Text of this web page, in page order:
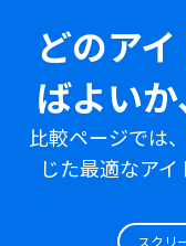
どのア
ばよい
比較ページでは
じた最適なア
スクリ